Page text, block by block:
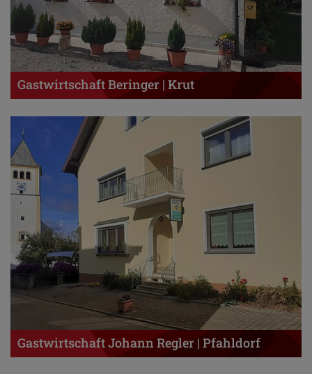
Gastwirtschaft Beringer | Krut
Gastwirtschaft Johann Regler | Pfahldorf